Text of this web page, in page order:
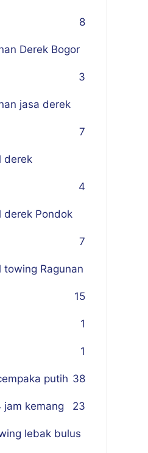
8
Derek Bogor
3
jasa derek
7
derek
4
derek Pondok
7
Ragunan
5
1
1
1
putih 38
kemang 23
lebak bulus